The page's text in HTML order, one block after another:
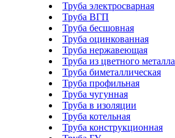
Труба электросварная
Труба ВГП
Труба бесшовная
Труба оцинкованная
Труба нержавеющая
Труба из цветного металла
Труба биметаллическая
Труба профильная
Труба чугунная
Труба в изоляции
Труба котельная
Труба конструкционная